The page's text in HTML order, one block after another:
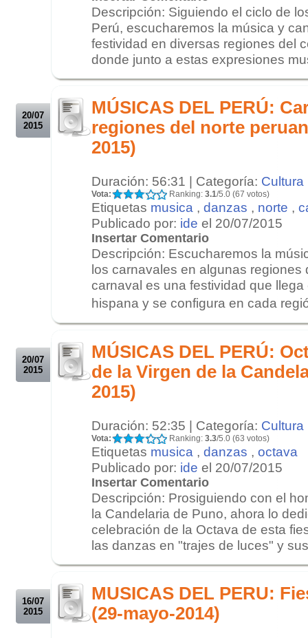
Descripción: Siguiendo el ciclo de
Perú, escucharemos la música y
festividad en diversas regiones del
donde junto a estas expresiones
20/07
2015
MÚSICAS DEL PERÚ:
regiones del norte
2015)
Duración: 56:31 | Categoría: Cultura
Vota: Ranking: 3.1/5.0 (67 votos)
Etiquetas musica , danzas , norte ,
Publicado por: ide el 20/07/2015
Insertar Comentario
Descripción: Escucharemos la
los carnavales en algunas regiones
carnaval es una festividad que
hispana y se configura en cada
20/07
2015
MÚSICAS DEL PERÚ:
de la Virgen de la
2015)
Duración: 52:35 | Categoría: Cultura
Vota: Ranking: 3.3/5.0 (63 votos)
Etiquetas musica , danzas , octava
Publicado por: ide el 20/07/2015
Insertar Comentario
Descripción: Prosiguiendo con el
la Candelaria de Puno, ahora lo
celebración de la Octava de esta
las danzas en "trajes de luces" y
16/07
2015
MUSICAS DEL PERU:
(29-mayo-2014)